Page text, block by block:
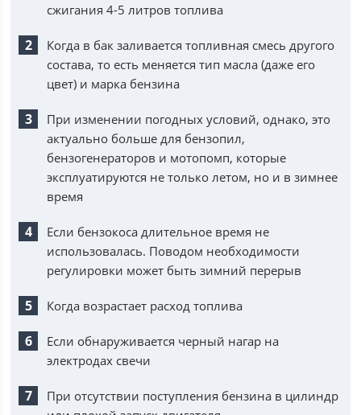
сжигания 4-5 литров топлива
Когда в бак заливается топливная смесь другого
состава, то есть меняется тип масла (даже его
цвет) и марка бензина
При изменении погодных условий, однако, это
актуально больше для бензопил,
бензогенераторов и мотопомп, которые
эксплуатируются не только летом, но и в зимнее
время
Если бензокоса длительное время не
использовалась. Поводом необходимости
регулировки может быть зимний перерыв
Когда возрастает расход топлива
Если обнаруживается черный нагар на
электродах свечи
При отсутствии поступления бензина в цилиндр